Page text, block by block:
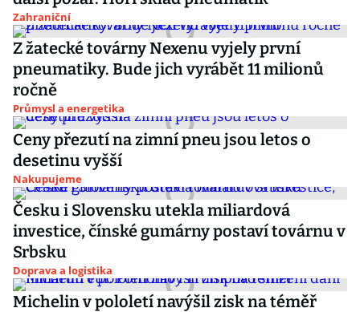
Zahraniční
Z žatecké továrny Nexenu vyjely první
pneumatiky. Bude jich vyrábět 11 milionů
ročně
Průmysl a energetika
Ceny přezutí na zimní pneu jsou letos o
desetinu vyšší
Nakupujeme
Česku i Slovensku utekla miliardová
investice, čínské gumárny postaví továrnu v
Srbsku
Doprava a logistika
Michelin v pololetí navýšil zisk na téměř